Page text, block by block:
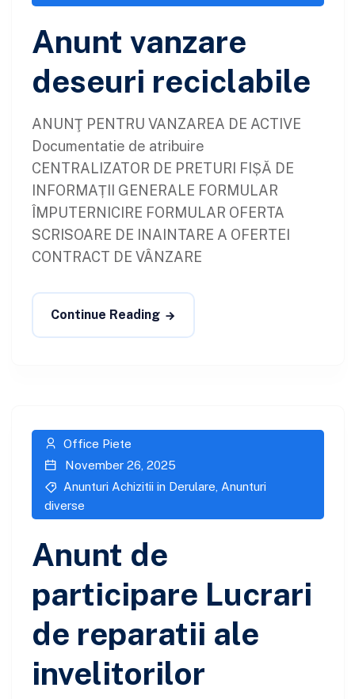
Anunt vanzare
deseuri reciclabile
ANUNŢ PENTRU VANZAREA DE ACTIVE
Documentatie de atribuire
CENTRALIZATOR DE PRETURI FIȘĂ DE
INFORMAȚII GENERALE FORMULAR
ÎMPUTERNICIRE FORMULAR OFERTA
SCRISOARE DE INAINTARE A OFERTEI
CONTRACT DE VÂNZARE
Continue Reading
Office Piete
November 26, 2025
Anunturi Achizitii in Derulare Anunturi
diverse
Anunt de
participare Lucrari
de reparatii ale
invelitorilor